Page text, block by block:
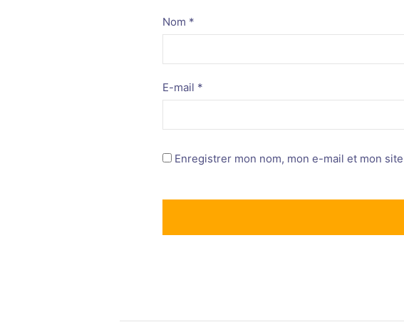
Nom *
E-mail *
Enregistrer mon nom, mon e-mail et mon